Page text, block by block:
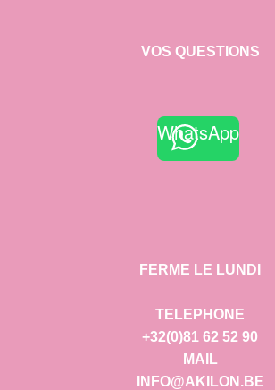
VOS QUESTIONS
WhatsApp
FERME LE LUNDI
TELEPHONE
+32(0)81 62 52 90
MAIL
INFO@AKILON.BE